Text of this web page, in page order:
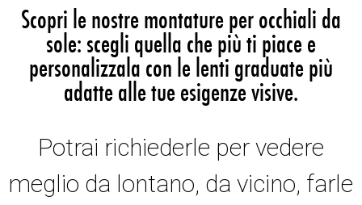
Scopri le nostre montature per occhiali da
sole: scegli quella che più ti piace e
personalizzala con le lenti graduate più
adatte alle tue esigenze visive.
Potrai richiederle per vedere
meglio da lontano, da vicino, farle